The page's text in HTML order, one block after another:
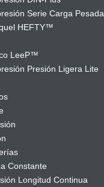
Serie Carga Pesada
HEFTY™
LeeP™
Presión Ligera Lite
Constante
Longitud Continua